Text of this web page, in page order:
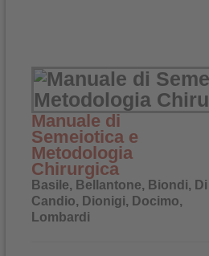
Manuale di
Semeiotica e
Metodologia
Chirurgica
Basile, Bellantone, Biondi, Di
Candio, Dionigi, Docimo,
Lombardi